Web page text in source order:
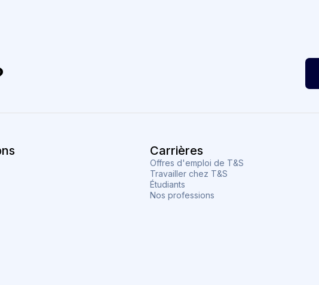
Carrières
Offres d'emploi de T&S
Travailler chez T&S
Étudiants
Nos professions